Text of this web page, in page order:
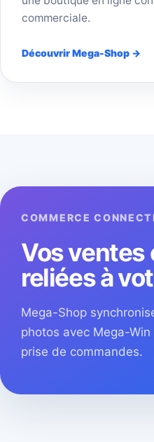
commerciale.
Découvrir Mega-Shop →
COMMERCE
Vos ventes
reliées à
Mega-Shop
photos avec Mega-
prise de commandes.